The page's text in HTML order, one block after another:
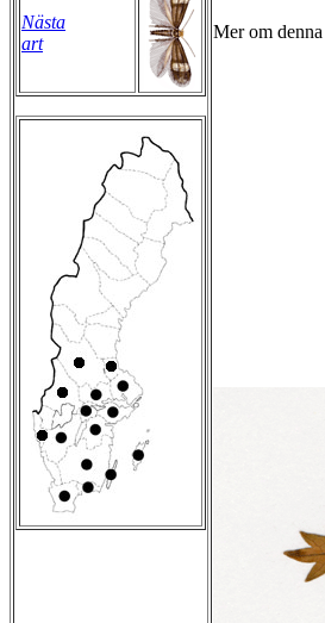
Nästa
art
Mer om denna